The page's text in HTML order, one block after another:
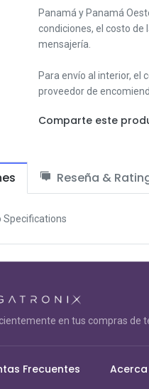
Panamá y Panamá
condiciones, el costo de
mensajería.
Para envío al interior, el
proveedor de
Comparte este
Reseña &
Specifications
en tus compras de
Frecuentes